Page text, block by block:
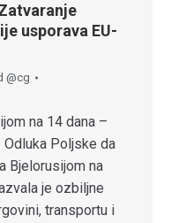
usporava EU-
@cg
na 14 dana –
Poljske da
Bjelorusijom na
je ozbiljne
transportu i